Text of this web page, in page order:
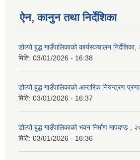
ऐन, कानुन तथा निर्देशिका
डोल्पो बुद्ध गाउँपालिकाको कार्यसञ्चालन
मिति: 03/01/2026 - 16:38
डोल्पो बुद्ध गाउँपालिकाको आन्तरिक नियन्त्रण
मिति: 03/01/2026 - 16:37
डोल्पो बुद्ध गाउँपालिकाको भवन निर्माण मापदण्ड ,
मिति: 03/01/2026 - 16:36